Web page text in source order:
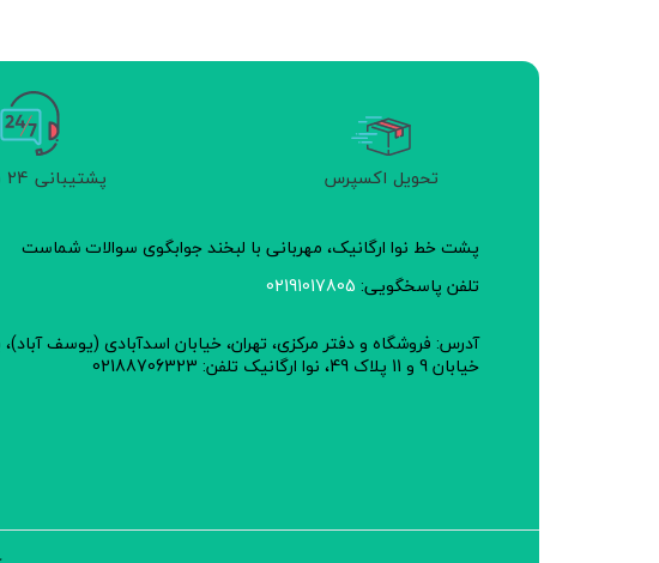
این مجموعه پژوهشی از کود و سموم
مقدار مصرف: ١ تا ٣ گرم بصورت دم كرده و كوبيده به عنوان ادويه مورد استفاده است.تحویل اکسپرس پشتیبانی 24 ساعته
پشت خط نوا ارگانیک، مهربانی با لبخند جوابگوی سوالات شماست
تلفن پاسخگویی: 02191017805
آدرس: فروشگاه و دفتر مرکزی، تهران، خیابان اسدآبادی (یوسف
خیابان 9 و 11 پلاک 49، نوا ارگانیک تلفن: 02188706323